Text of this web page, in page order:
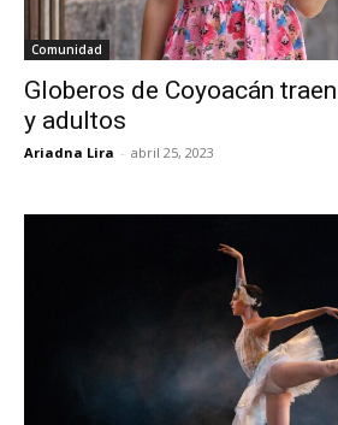
Comunidad
Globeros de Coyoacán
y adultos
Ariadna Lira - abril 25, 2023